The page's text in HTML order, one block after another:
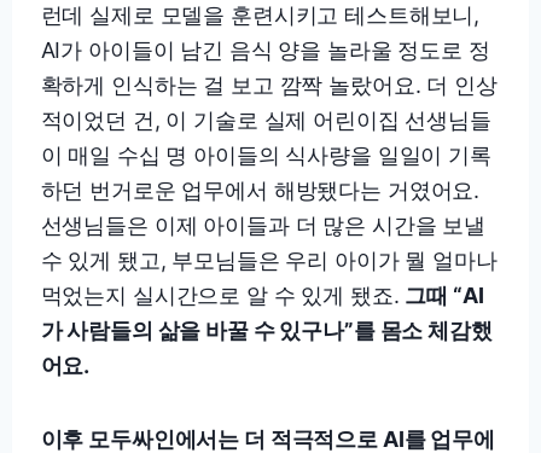
런데 실제로 모델을 훈련시키고 테스트해보니,
AI가 아이들이 남긴 음식 양을 놀라울 정도로 정
확하게 인식하는 걸 보고 깜짝 놀랐어요. 더 인상
적이었던 건, 이 기술로 실제 어린이집 선생님들
이 매일 수십 명 아이들의 식사량을 일일이 기록
하던 번거로운 업무에서 해방됐다는 거였어요.
선생님들은 이제 아이들과 더 많은 시간을 보낼
수 있게 됐고, 부모님들은 우리 아이가 뭘 얼마나
먹었는지 실시간으로 알 수 있게 됐죠. 그때 “AI
가 사람들의 삶을 바꿀 수 있구나”를 몸소 체감했
어요.
이후 모두싸인에서는 더 적극적으로 AI를 업무에